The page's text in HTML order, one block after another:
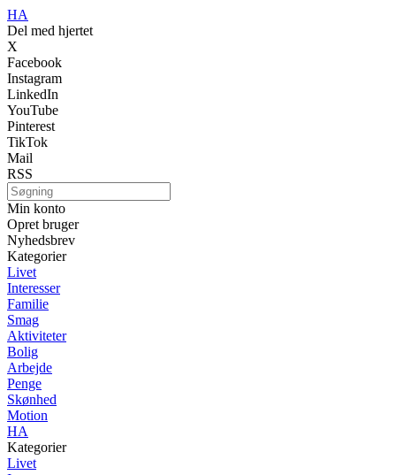
HA
Del med hjertet
X
Facebook
Instagram
LinkedIn
YouTube
Pinterest
TikTok
Mail
RSS
Min konto
Opret bruger
Nyhedsbrev
Kategorier
Livet
Interesser
Familie
Smag
Aktiviteter
Bolig
Arbejde
Penge
Skønhed
Motion
HA
Kategorier
Livet